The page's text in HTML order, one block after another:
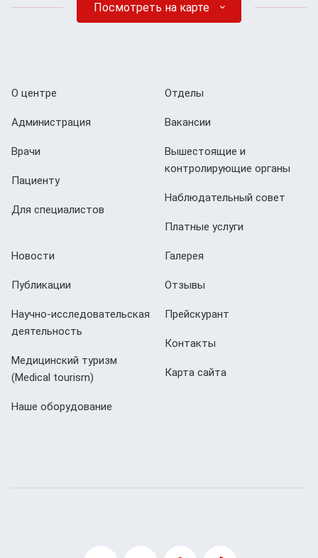
Посмотреть на карте
О центре
Администрация
Врачи
Пациенту
Для специалистов
Отделы
Вакансии
Вышестоящие и
контролирующие органы
Наблюдательный совет
Платные услуги
Новости
Публикации
Научно-исследовательская
деятельность
Медицинский туризм
(Мedical tourism)
Наше оборудование
Галерея
Отзывы
Прейскурант
Контакты
Карта сайта